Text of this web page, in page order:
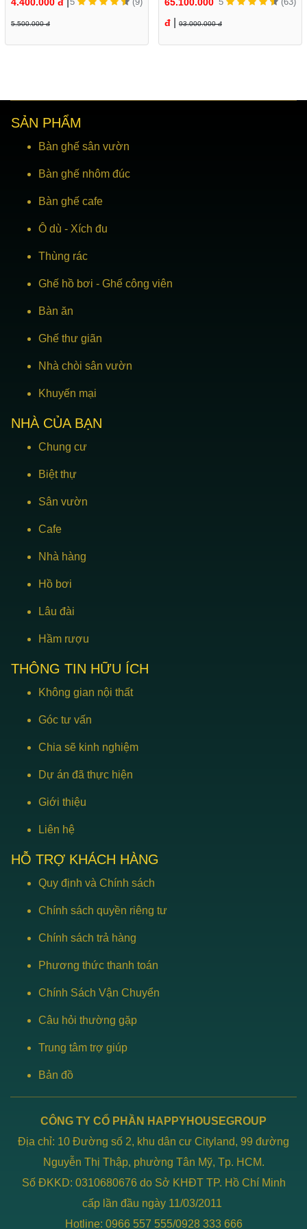
4.400.000 đ
5.500.000 đ
65.100.000
đ
93.000.000 đ
SẢN PHẨM
Bàn ghế sân vườn
Bàn ghế nhôm đúc
Bàn ghế cafe
Ô dù - Xích đu
Thùng rác
Ghế hồ bơi - Ghế công viên
Bàn ăn
Ghế thư giãn
Nhà chòi sân vườn
Khuyến mại
NHÀ CỦA BẠN
Chung cư
Biệt thự
Sân vườn
Cafe
Nhà hàng
Hồ bơi
Lâu đài
Hầm rượu
THÔNG TIN HỮU ÍCH
Không gian nội thất
Góc tư vấn
Chia sẽ kinh nghiệm
Dự án đã thực hiện
Giới thiệu
Liên hệ
HỖ TRỢ KHÁCH HÀNG
Quy định và Chính sách
Chính sách quyền riêng tư
Chính sách trả hàng
Phương thức thanh toán
Chính Sách Vận Chuyển
Câu hỏi thường gặp
Trung tâm trợ giúp
Bản đồ
CÔNG TY CỔ PHẦN HAPPYHOUSEGROUP
Địa chỉ: 10 Đường số 2, khu dân cư Cityland, 99 đường
Nguyễn Thị Thập, phường Tân Mỹ, Tp. HCM.
Số ĐKKD: 0310680676 do Sở KHĐT TP. Hồ Chí Minh
cấp lần đầu ngày 11/03/2011
Hotline: 0966 557 555/0928 333 666